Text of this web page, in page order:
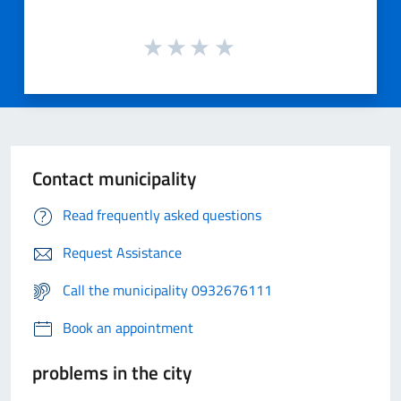
Contact municipality
Read frequently asked questions
Request Assistance
Call the municipality 0932676111
Book an appointment
problems in the city